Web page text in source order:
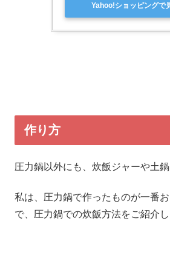
Yahoo!ショッピングで
作り方
圧力鍋以外にも、炊飯ジャーや土鍋
私は、圧力鍋で作ったものが一番
で、圧力鍋での炊飯方法をご紹介し